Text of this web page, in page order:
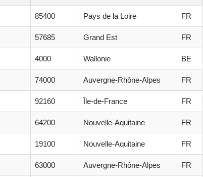
85400 Pays de la Loire FR
57685 Grand Est FR
4000 Wallonie BE
74000 Auvergne-Rhône-Alpes FR
92160 Île-de-France FR
64200 Nouvelle-Aquitaine FR
19100 Nouvelle-Aquitaine FR
63000 Auvergne-Rhône-Alpes FR